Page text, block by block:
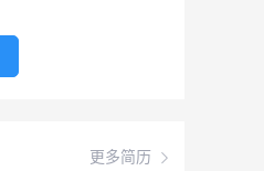
更多简历